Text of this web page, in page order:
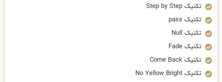
تکنیک Step by Step
تکنیک pass
تکنیک Null
تکنیک Fade
تکنیک Come Back
تکنیک No Yellow Bright